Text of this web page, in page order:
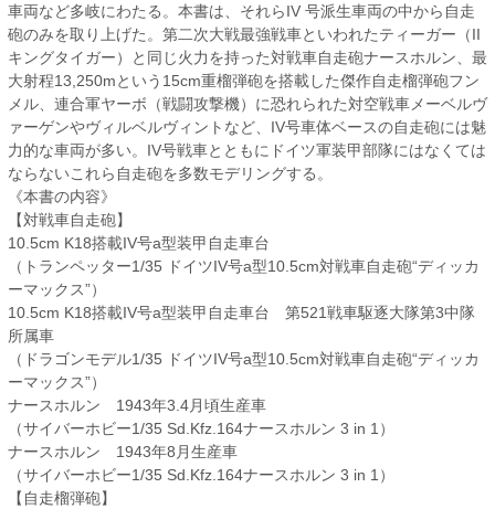
車両など多岐にわたる。本書は、それらIV 号派生車両の中から自走
砲のみを取り上げた。第二次大戦最強戦車といわれたティーガー（II
キングタイガー）と同じ火力を持った対戦車自走砲ナースホルン、最
大射程13,250mという15cm重榴弾砲を搭載した傑作自走榴弾砲フン
メル、連合軍ヤーボ（戦闘攻撃機）に恐れられた対空戦車メーベルヴ
ァーゲンやヴィルベルヴィントなど、IV号車体ベースの自走砲には魅
力的な車両が多い。IV号戦車とともにドイツ軍装甲部隊にはなくては
ならないこれら自走砲を多数モデリングする。
《本書の内容》
【対戦車自走砲】
10.5cm K18搭載IV号a型装甲自走車台
（トランペッター1/35 ドイツIV号a型10.5cm対戦車自走砲“ディッカ
ーマックス”）
10.5cm K18搭載IV号a型装甲自走車台 第521戦車駆逐大隊第3中隊
所属車
（ドラゴンモデル1/35 ドイツIV号a型10.5cm対戦車自走砲“ディッカ
ーマックス”）
ナースホルン 1943年3.4月頃生産車
（サイバーホビー1/35 Sd.Kfz.164ナースホルン 3 in 1）
ナースホルン 1943年8月生産車
（サイバーホビー1/35 Sd.Kfz.164ナースホルン 3 in 1）
【自走榴弾砲】